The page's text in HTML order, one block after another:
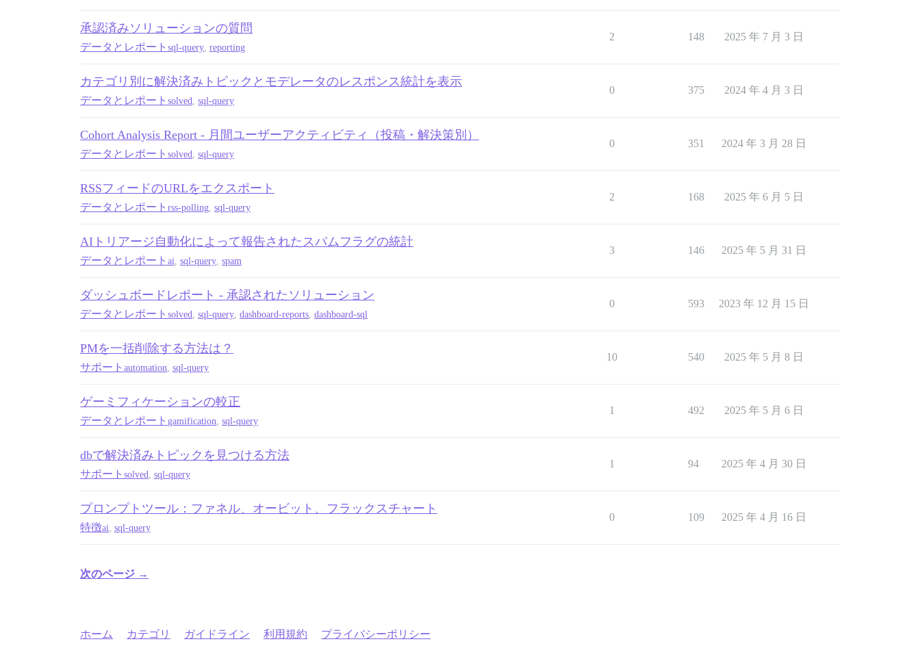
承認済みソリューションの質問
データとレポート sql-query reporting
2 148 2025 年 7 月 3 日
カテゴリ別に解決済みトピックとモデレータのレスポンス統計を表示
データとレポート solved sql-query
0 375 2024 年 4 月 3 日
Cohort Analysis Report - 月間ユーザーアクティビティ（投稿・解決策別）
データとレポート solved sql-query
0 351 2024 年 3 月 28 日
RSSフィードのURLをエクスポート
データとレポート rss-polling sql-query
2 168 2025 年 6 月 5 日
AIトリアージ自動化によって報告されたスパムフラグの統計
データとレポート ai sql-query spam
3 146 2025 年 5 月 31 日
ダッシュボードレポート - 承認されたソリューション
データとレポート solved sql-query dashboard-reports dashboard-sql
0 593 2023 年 12 月 15 日
PMを一括削除する方法は？
サポート automation sql-query
10 540 2025 年 5 月 8 日
ゲーミフィケーションの較正
データとレポート gamification sql-query
1 492 2025 年 5 月 6 日
dbで解決済みトピックを見つける方法
サポート solved sql-query
1 94 2025 年 4 月 30 日
プロンプトツール：ファネル、オービット、フラックスチャート
特徴ai sql-query
0 109 2025 年 4 月 16 日
次のページ →
ホーム カテゴリ ガイドライン 利用規約 プライバシーポリシー